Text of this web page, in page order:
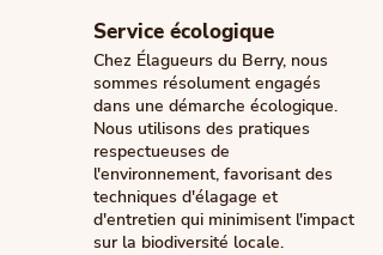
Service écologique
Chez Élagueurs du Berry, nous
sommes résolument engagés
dans une démarche écologique.
Nous utilisons des pratiques
respectueuses de
l'environnement, favorisant des
techniques d'élagage et
d'entretien qui minimisent l'impact
sur la biodiversité locale.